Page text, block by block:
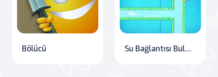
Bölücü Su Bağlantısı Bulmacası